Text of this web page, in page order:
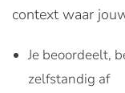
context waar
Je beoordeelt,
zelfstandig af